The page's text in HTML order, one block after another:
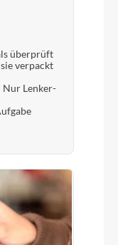
überprüft
verpackt
Nur Lenker-